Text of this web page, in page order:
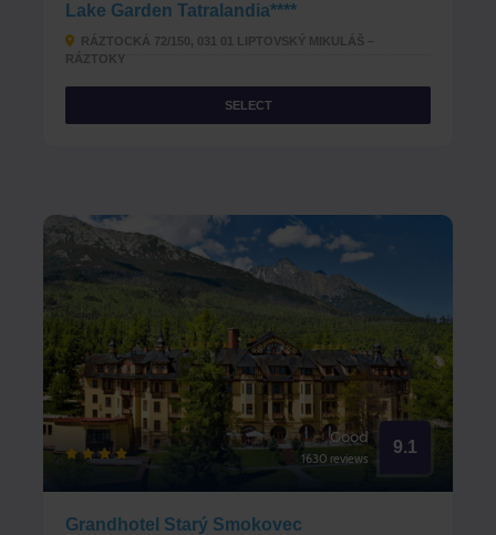
Lake Garden Tatralandia****
RÁZTOCKÁ 72/150, 031 01 LIPTOVSKÝ MIKULÁŠ –
RÁZTOKY
SELECT
Good
1630 reviews
9.1
Grandhotel Starý Smokovec